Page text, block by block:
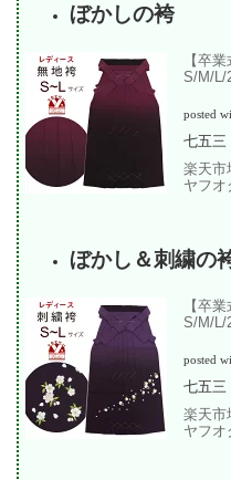
ぼかしの袴
【卒
S/M/L/
posted
七五三
楽天市
ヤフオ
ぼかし＆刺繍の
【卒
S/M/L/
posted
七五三
楽天市
ヤフオ